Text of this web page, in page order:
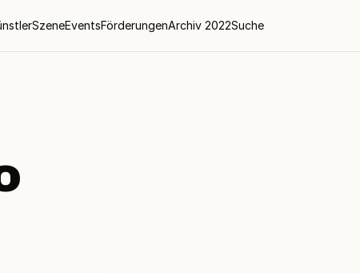
SzeneEventsFörderungenArchiv 2022Suche